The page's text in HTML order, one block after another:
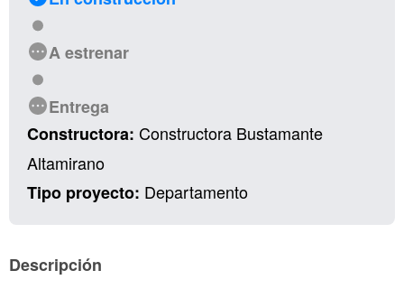
A estrenar
Entrega
Constructora: Constructora Bustamante
Altamirano
Tipo proyecto: Departamento
Descripción